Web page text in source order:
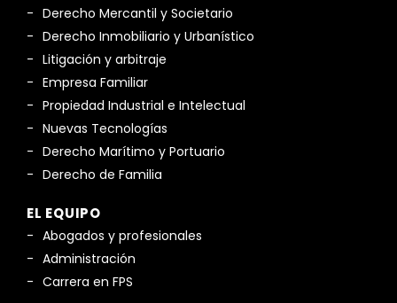
Derecho Mercantil y Societario
Derecho Inmobiliario y Urbanístico
Litigación y arbitraje
Empresa Familiar
Propiedad Industrial e Intelectual
Nuevas Tecnologías
Derecho Marítimo y Portuario
Derecho de Familia
EL EQUIPO
Abogados y profesionales
Administración
Carrera en FPS